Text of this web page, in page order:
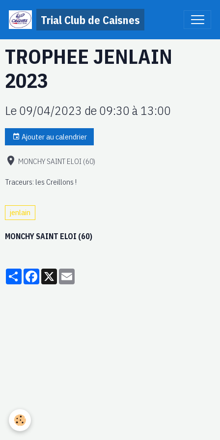
Trial Club de Caisnes
TROPHEE JENLAIN
2023
Le 09/04/2023 de 09:30à 13:00
Ajouter au calendrier
MONCHY SAINT ELOI (60)
Traceurs: les Creillons !
jenlain
MONCHY SAINT ELOI (60)
PartagerFacebook
X